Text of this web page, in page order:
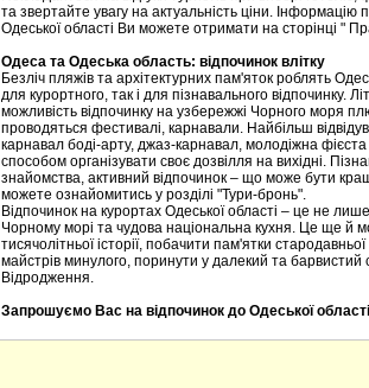
та звертайте увагу на актуальність ціни. Інформацію
Одеської області Ви можете отримати на сторінці "
Одеса та Одеська область: відпочинок влітку
Безліч пляжів та архітектурних пам'яток роблять
для курортного, так і для пізнавального відпочинку.
можливість відпочинку на узбережжі Чорного моря
проводяться фестивалі, карнавали. Найбільш
карнавал боді-арту, джаз-карнавал, молодіжна фієста
способом організувати своє дозвілля на вихідні.
знайомства, активний відпочинок – що може бути
можете ознайомитись у розділі "Тури-бронь".
Відпочинок на курортах Одеської області – це не
Чорному морі та чудова національна кухня. Це ще й
тисячолітньої історії, побачити пам'ятки
майстрів минулого, поринути у далекий та барвистий
Відродження.
Запрошуємо Вас на відпочинок до Одеської